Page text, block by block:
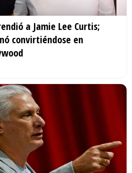
a Jamie Lee Curtis;
convirtiéndose en